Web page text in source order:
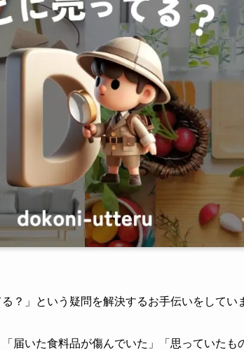
？」という疑問を解決するお手伝いをしてい
届いた食料品が傷んでいた」「思っていたも